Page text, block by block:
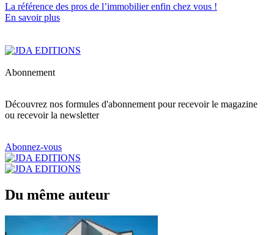
La référence des pros de l’immobilierenfin chez vous !
En savoir plus
Abonnement
Découvrez nos formules d'abonnement pour recevoir le magazine
ou recevoir la newsletter
Abonnez-vous
Du même auteur